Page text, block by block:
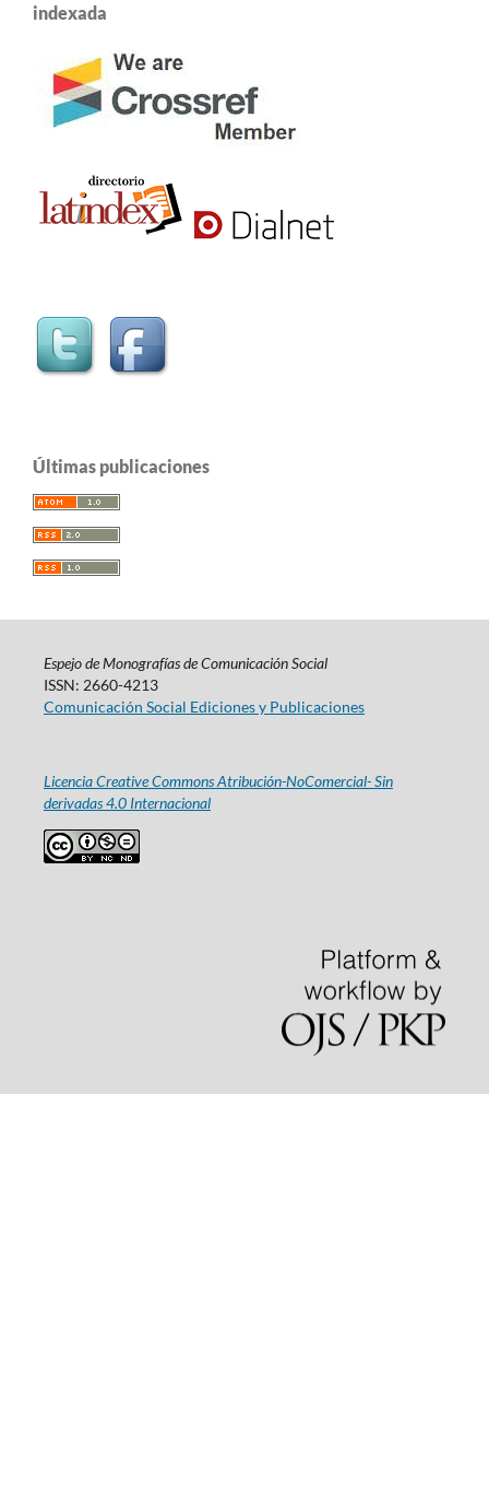
indexada
Últimas publicaciones
Espejo de Monografías de Comunicación Social
ISSN: 2660-4213
Comunicación Social Ediciones y Publicaciones
Licencia Creative Commons Atribución-NoComercial- Sin
derivadas 4.0 Internacional